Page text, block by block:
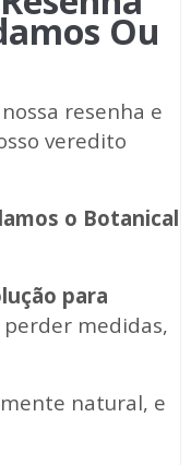
Ou
resenha e
veredito
o Botanical
para
perder medidas,
natural, e